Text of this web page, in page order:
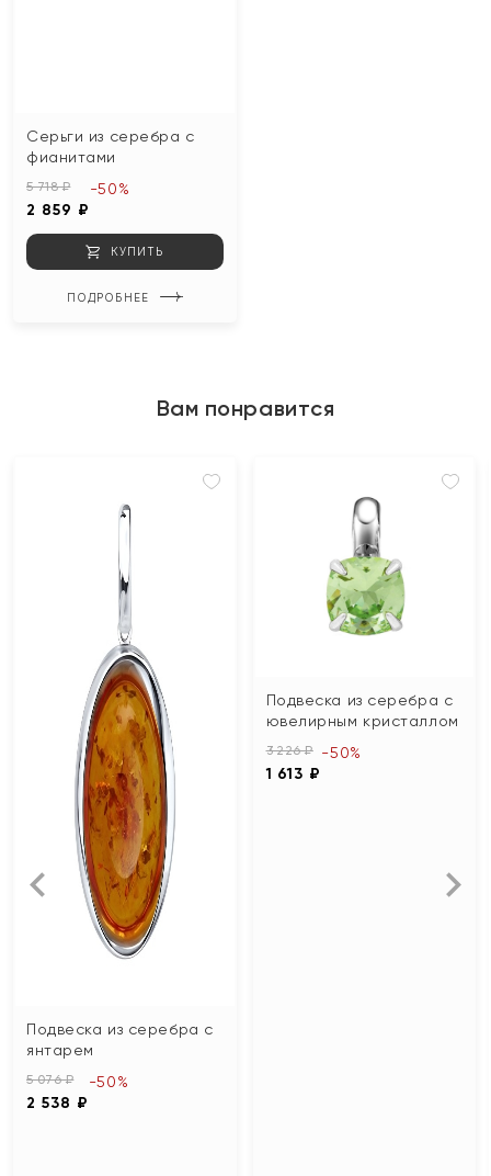
Серьги из серебра с
фианитами
5 718 ₽
2 859 ₽
-50%
КУПИТЬ
ПОДРОБНЕЕ
Вам понравится
Подвеска из серебра с
янтарем
5 076 ₽
2 538 ₽
-50%
Подвеска из серебра с
ювелирным кристаллом
3 226 ₽
1 613 ₽
-50%